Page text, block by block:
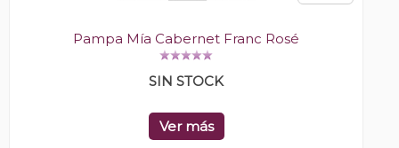
Pampa Mía Cabernet Franc Rosé
SIN STOCK
Ver más